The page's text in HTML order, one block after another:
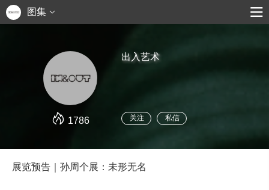
图集
1786
出入艺术
关注 私信
展览预告｜孙周个展：未形无名